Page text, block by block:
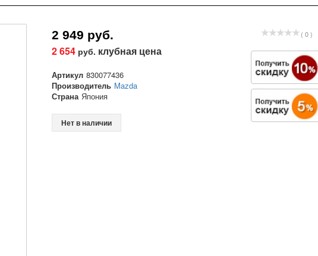
( 0 )
2 949 руб.
2 654 руб. клубная цена
Артикул 830077436
Производитель Mazda
Страна Япония
Нет в наличии